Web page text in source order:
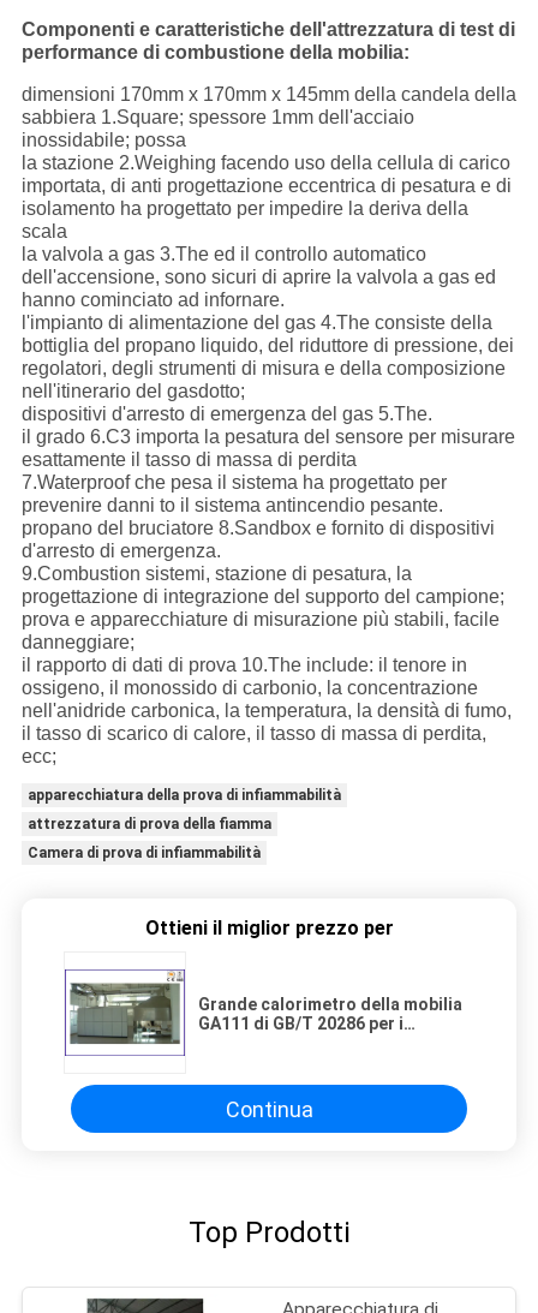
Componenti e caratteristiche dell'attrezzatura di test di
performance di combustione della mobilia:
dimensioni 170mm x 170mm x 145mm della candela della
sabbiera 1.Square; spessore 1mm dell'acciaio
inossidabile; possa
la stazione 2.Weighing facendo uso della cellula di carico
importata, di anti progettazione eccentrica di pesatura e di
isolamento ha progettato per impedire la deriva della
scala
la valvola a gas 3.The ed il controllo automatico
dell'accensione, sono sicuri di aprire la valvola a gas ed
hanno cominciato ad infornare.
l'impianto di alimentazione del gas 4.The consiste della
bottiglia del propano liquido, del riduttore di pressione, dei
regolatori, degli strumenti di misura e della composizione
nell'itinerario del gasdotto;
dispositivi d'arresto di emergenza del gas 5.The.
il grado 6.C3 importa la pesatura del sensore per misurare
esattamente il tasso di massa di perdita
7.Waterproof che pesa il sistema ha progettato per
prevenire danni to il sistema antincendio pesante.
propano del bruciatore 8.Sandbox e fornito di dispositivi
d'arresto di emergenza.
9.Combustion sistemi, stazione di pesatura, la
progettazione di integrazione del supporto del campione;
prova e apparecchiature di misurazione più stabili, facile
danneggiare;
il rapporto di dati di prova 10.The include: il tenore in
ossigeno, il monossido di carbonio, la concentrazione
nell'anidride carbonica, la temperatura, la densità di fumo,
il tasso di scarico di calore, il tasso di massa di perdita,
ecc;
apparecchiatura della prova di infiammabilità
attrezzatura di prova della fiamma
Camera di prova di infiammabilità
Ottieni il miglior prezzo per
Grande calorimetro della mobilia
GA111 di GB/T 20286 per i
Continua
Top Prodotti